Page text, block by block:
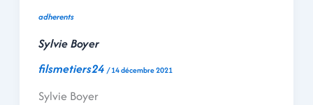
adherents
Sylvie Boyer
filsmetiers24/14 décembre 2021
Sylvie Boyer